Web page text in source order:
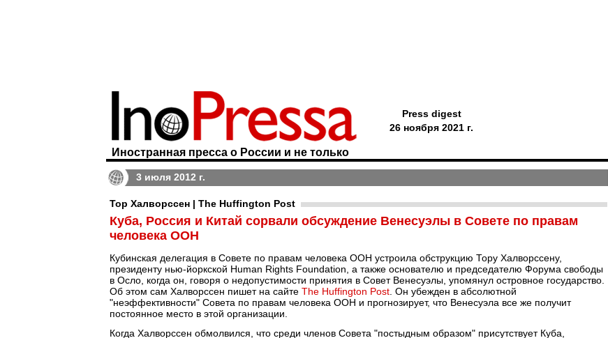
Иностранная пресса о России и не только
Press digest
26 ноября 2021 г.
3 июля 2012 г.
Тор Халворссен | The Huffington Post
Куба, Россия и Китай сорвали обсуждение Венесуэлы в Совете по правам
человека ООН
Кубинская делегация в Совете по правам человека ООН устроила обструкцию Тору Халворссену,
президенту нью-йоркской Human Rights Foundation, а также основателю и председателю Форума свободы
в Осло, когда он, говоря о недопустимости принятия в Совет Венесуэлы, упомянул островное государство.
Об этом сам Халворссен пишет на сайте The Huffington Post . Он убежден в абсолютной
"неэффективности" Совета по правам человека ООН и прогнозирует, что Венесуэла все же получит
постоянное место в этой организации.
Когда Халворссен обмолвился, что среди членов Совета "постыдным образом" присутствует Куба,